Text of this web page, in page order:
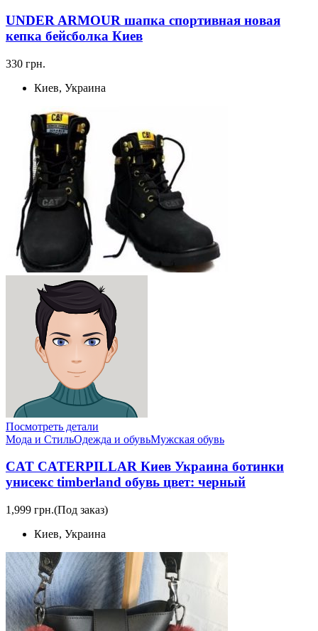
UNDER ARMOUR шапка спортивная новая
кепка бейсболка Киев
330 грн.
Киев, Украина
Посмотреть детали
Мода и СтильОдежда и обувьМужская обувь
CAT CATERPILLAR Киев Украина ботинки
унисекс timberland обувь цвет: черный
1,999 грн.(Под заказ)
Киев, Украина